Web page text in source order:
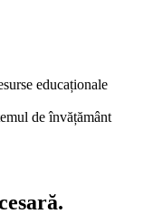
educaționale
de învățământ